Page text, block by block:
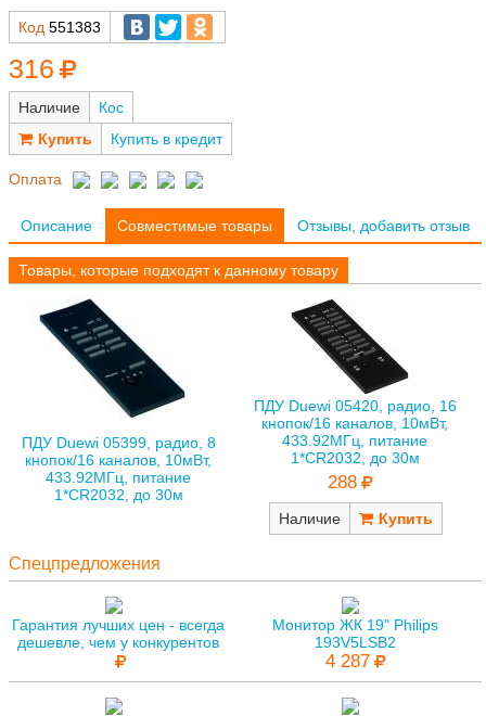
Код 551383
316
Наличие
Кос
Купить в кредит
Оплата
Описание Совместимые товары Отзывы, добавить отзыв
Товары, которые подходят к данному товару
ПДУ Duewi 05399, радио, 8
кнопок/16 каналов, 10мВт,
433.92МГц, питание
1*CR2032, до 30м
ПДУ Duewi 05420, радио, 16
кнопок/16 каналов, 10мВт,
433.92МГц, питание
1*CR2032, до 30м
288
Наличие
Спецпредложения
Гарантия лучших цен - всегда
дешевле, чем у конкурентов
Монитор ЖК 19" Philips
193V5LSB2
4 287